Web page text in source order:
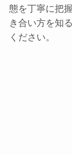
態を丁寧に把
き合い方を知
ください。